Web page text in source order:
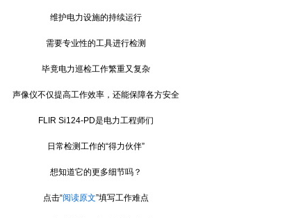
维护电力设施的持续运行
需要专业性的工具进行检测
毕竟电力巡检工作繁重又复杂
声像仪不仅提高工作效率，还能保障各方安全
FLIR Si124-PD是电力工程师们
日常检测工作的“得力伙伴”
想知道它的更多细节吗？
点击“阅读原文”填写工作难点